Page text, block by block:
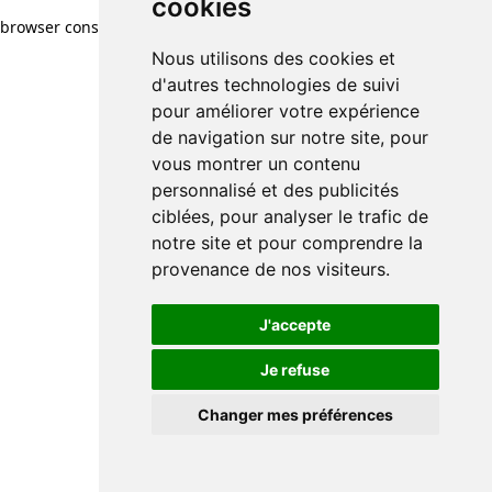
cookies
Nous utilisons des cookies et
d'autres technologies de suivi
pour améliorer votre expérience
de navigation sur notre site, pour
vous montrer un contenu
personnalisé et des publicités
ciblées, pour analyser le trafic de
notre site et pour comprendre la
provenance de nos visiteurs.
J'accepte
Je refuse
Changer mes préférences
browser console for more information)